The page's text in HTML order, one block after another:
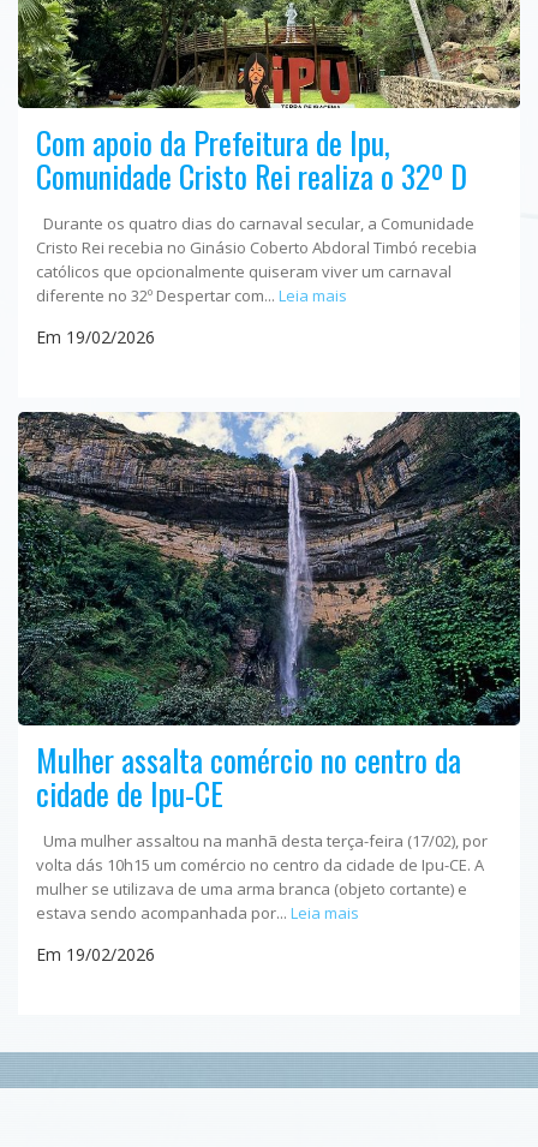
Com apoio da Prefeitura de Ipu,
Comunidade Cristo Rei realiza o 32º D
Durante os quatro dias do carnaval secular, a Comunidade
Cristo Rei recebia no Ginásio Coberto Abdoral Timbó recebia
católicos que opcionalmente quiseram viver um carnaval
diferente no 32º Despertar com... Leia mais
Em 19/02/2026
Mulher assalta comércio no centro da
cidade de Ipu-CE
Uma mulher assaltou na manhã desta terça-feira (17/02), por
volta dás 10h15 um comércio no centro da cidade de Ipu-CE. A
mulher se utilizava de uma arma branca (objeto cortante) e
estava sendo acompanhada por... Leia mais
Em 19/02/2026